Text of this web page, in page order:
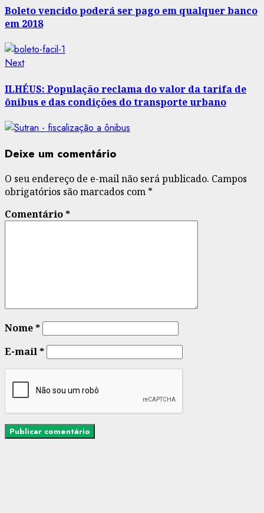
navigation
Boleto vencido poderá ser pago em qualquer banco
em 2018
NextNext
ILHÉUS: População reclama do valor da tarifa de
ônibus e das condições do transporte urbano
Deixe um comentário
O seu endereço de e-mail não será publicado. Campos
obrigatórios são marcados com *
Comentário*
Nome*
E-mail*